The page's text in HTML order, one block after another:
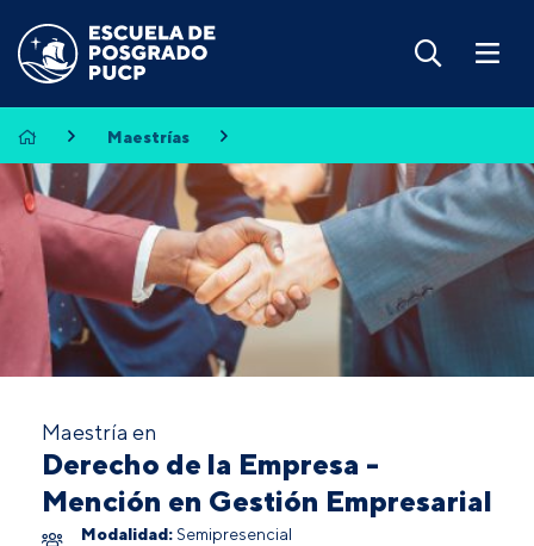
Maestrías
Maestría en
Derecho de la Empresa -
Mención en Gestión Empresarial
Modalidad: Semipresencial